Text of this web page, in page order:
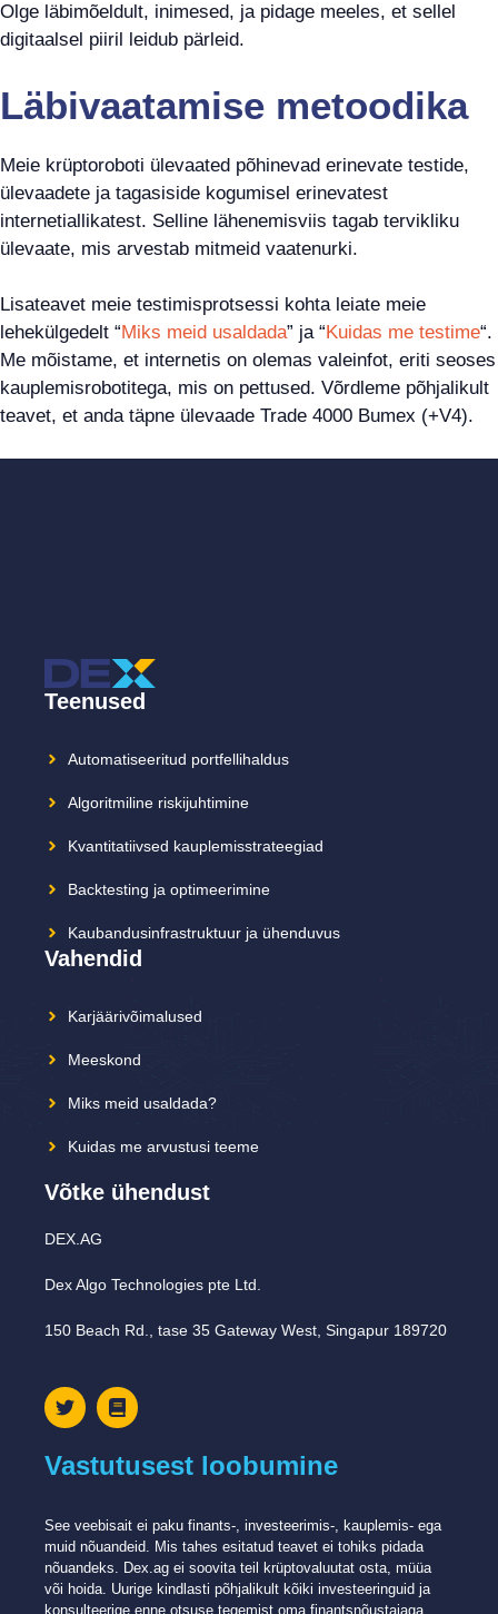
Olge läbimõeldult, inimesed, ja pidage meeles, et sellel
digitaalsel piiril leidub pärleid.
Läbivaatamise metoodika
Meie krüptoroboti ülevaated põhinevad erinevate testide,
ülevaadete ja tagasiside kogumisel erinevatest
internetiallikatest. Selline lähenemisviis tagab tervikliku
ülevaate, mis arvestab mitmeid vaatenurki.
Lisateavet meie testimisprotsessi kohta leiate meie
lehekülgedelt “Miks meid usaldada” ja “Kuidas me testime“.
Me mõistame, et internetis on olemas valeinfot, eriti seoses
kauplemisrobotitega, mis on pettused. Võrdleme põhjalikult
teavet, et anda täpne ülevaade Trade 4000 Bumex (+V4).
Teenused
Automatiseeritud portfellihaldus
Algoritmiline riskijuhtimine
Kvantitatiivsed kauplemisstrateegiad
Backtesting ja optimeerimine
Kaubandusinfrastruktuur ja ühenduvus
Vahendid
Karjäärivõimalused
Meeskond
Miks meid usaldada?
Kuidas me arvustusi teeme
Võtke ühendust
DEX.AG
Dex Algo Technologies pte Ltd.
150 Beach Rd., tase 35 Gateway West, Singapur 189720
Vastutusest loobumine
See veebisait ei paku finants-, investeerimis-, kauplemis- ega
muid nõuandeid. Mis tahes esitatud teavet ei tohiks pidada
nõuandeks. Dex.ag ei ​​soovita teil krüptovaluutat osta, müüa
või hoida. Uurige kindlasti põhjalikult kõiki investeeringuid ja
konsulteerige enne otsuse tegemist oma finantsnõustajaga.